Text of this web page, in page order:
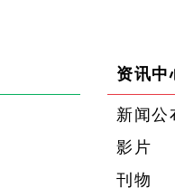
资讯中
新闻公
影片
刊物